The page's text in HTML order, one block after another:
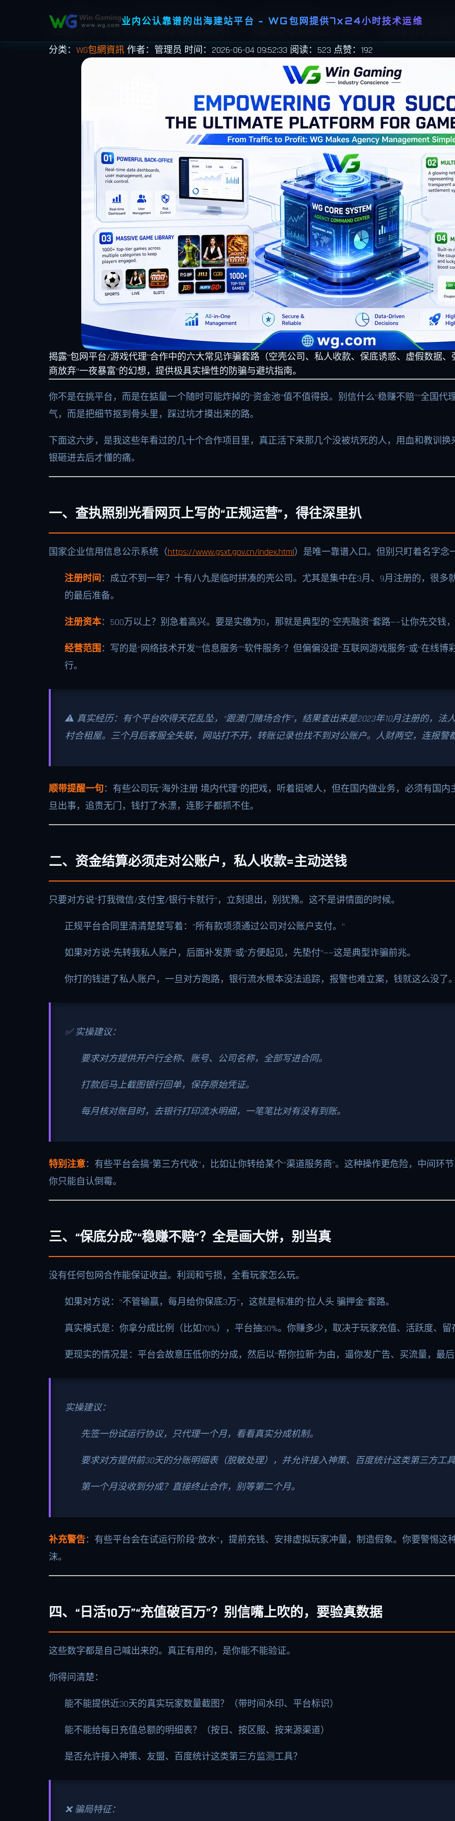
业内公认靠谱的出海建站平台 - WG包网提供7x24小时技术运维
包网平台代理防骗指南：揭秘保底分成、强制消
分类： WG包網資訊 作者：管理员 时间：2026-06-04 09:52:33 阅读：523 点赞：192
揭露“包网平台/游戏代理”合作中的六大常见诈骗套路（空壳公司、私人收款、保底诱惑、虚假数据
商放弃“一夜暴富”的幻想，提供极具实操性的防骗与避坑指南。
你不是在挑平台，而是在掂量一个随时可能炸掉的“资金池”值不值得投。别信什么“稳赚不赔”“全国
气，而是把细节抠到骨头里，踩过坑才摸出来的路。
下面这六步，是我这些年看过的几十个合作项目里，真正活下来那几个没被坑死的人，用血和教训
银砸进去后才懂的痛。
一、查执照别光看网页上写的“正规运营”，得往深里扒
国家企业信用信息公示系统（https://www.gsxt.gov.cn/index.html）是唯一靠谱入口。但别只盯着名字念
注册时间：成立不到一年？十有八九是临时拼凑的壳公司。尤其是集中在3月、9月注册的，很
的最后准备。
注册资本：500万以上？别急着高兴。要是实缴为0，那就是典型的“空壳融资”套路——让你先交钱
经营范围 ：写的是“网络技术开发”“信息服务”“软件服务”？但偏偏没提“互联网游戏服务”或“在线
行。
⚠️ 真实经历：有个平台吹得天花乱坠，“跟澳门赌场合作”，结果查出来是2023年10月注册的，法
村合租屋。三个月后客服全失联，网站打不开，转账记录也找不到对公账户。人财两空，连报警
顺带提醒一句：有些公司玩“海外注册 境内代理”的把戏，听着挺唬人，但在国内做业务，必须有国
旦出事，追责无门，钱打了水漂，连影子都抓不住。
二、资金结算必须走对公账户，私人收款=主动送钱
只要对方说“打我微信/支付宝/银行卡就行”，立刻退出，别犹豫。这不是讲情面的时候。
正规平台合同里清清楚楚写着：“所有款项须通过公司对公账户支付。”
如果对方说“先转我私人账户，后面补发票”或“方便起见，先垫付”——这是典型诈骗前兆。
你打的钱进了私人账户，一旦对方跑路，银行流水根本没法追踪，报警也难立案，钱就这么没了
✅ 实操建议：
要求对方提供开户行全称、账号、公司名称，全部写进合同。
打款后马上截图银行回单，保存原始凭证。
每月核对账目时，去银行打印流水明细，一笔笔比对有没有到账。
特别注意：有些平台会搞“第三方代收”，比如让你转给某个“渠道服务商”。这种操作更危险，中间环
你只能自认倒霉。
三、“保底分成”“稳赚不赔”？全是画大饼，别当真
没有任何包网合作能保证收益。利润和亏损，全看玩家怎么玩。
如果对方说：“不管输赢，每月给你保底3万”，这就是标准的“拉人头 骗押金”套路。
真实模式是：你拿分成比例（比如70%），平台抽30%。你赚多少，取决于玩家充值、活跃度、留
更现实的情况是：平台会故意压低你的分成，然后以“帮你拉新”为由，逼你发广告、买流量，最
实操建议：
先签一份试运行协议，只代理一个月，看看真实分成机制。
要求对方提供前30天的分账明细表（脱敏处理），并允许接入神策、百度统计这类第三方工
第一个月没收到分成？直接终止合作，别等第二个月。
补充警告：有些平台会在试运行阶段“放水”，提前充钱、安排虚拟玩家冲量，制造假象。你要警惕这
沫。
四、“日活10万”“充值破百万”？别信嘴上吹的，要验真数据
这些数字都是自己喊出来的。真正有用的，是你能不能验证。
你得问清楚：
能不能提供近30天的真实玩家数量截图？（带时间水印、平台标识）
能不能给每日充值总额的明细表？（按日、按区服、按来源渠道）
是否允许接入神策、友盟、百度统计这类第三方监测工具？
❌ 骗局特征：